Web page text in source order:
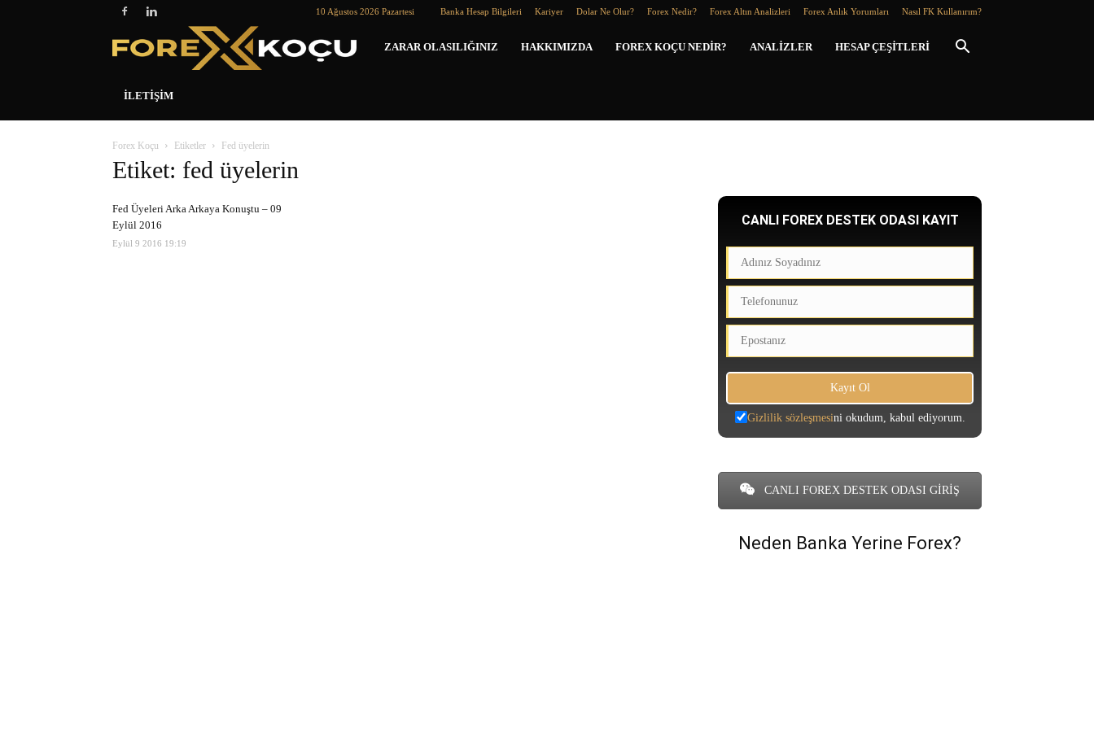
10 Ağustos 2026 Pazartesi Banka Hesap Bilgileri Kariyer Dolar Ne Olur? Forex Nedir? Forex Altın Analizleri Forex Anlık Yorumları Nasıl FK Kullanırım?
Forex
ZARAR OLASILIĞINIZ HAKKIMIZDA FOREX KOÇU NEDIR? ANALIZLER HESAP ÇEŞITLERI
İLETIŞIM
Forex Koçu Etiketler Fed üyelerin
Etiket: fed üyelerin
Fed Üyeleri Arka Arkaya Konuştu – 09
Eylül 2016
Eylül 9 2016 19:19
CANLI FOREX DESTEK ODASI KAYIT
Gizlilik sözleşmesini okudum, kabul ediyorum.
CANLI FOREX DESTEK ODASI GİRİŞ
Neden Banka Yerine Forex?